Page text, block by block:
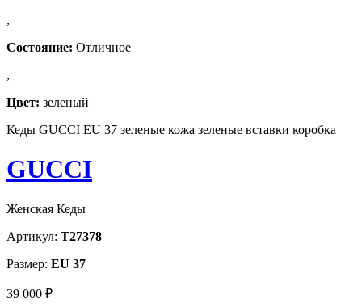
,
Состояние: Отличное
,
Цвет: зеленый
Кеды GUCCI EU 37 зеленые кожа зеленые вставки коробка
GUCCI
Женская Кеды
Артикул: T27378
Размер: EU 37
39 000 ₽